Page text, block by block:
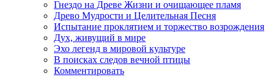
Гнездо на Древе Жизни и очищающее пламя
Древо Мудрости и Целительная Песня
Испытание проклятием и торжество возрождения
Дух, живущий в мире
Эхо легенд в мировой культуре
В поисках следов вечной птицы
Комментировать